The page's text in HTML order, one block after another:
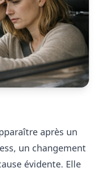
après un
un changement
évidente. Elle